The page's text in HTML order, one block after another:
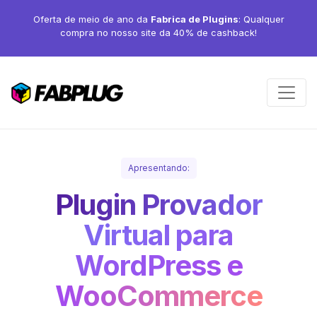
Oferta de meio de ano da Fabrica de Plugins: Qualquer
compra no nosso site da 40% de cashback!
Apresentando:
Plugin Provador
Virtual para
WordPress e
WooCommerce